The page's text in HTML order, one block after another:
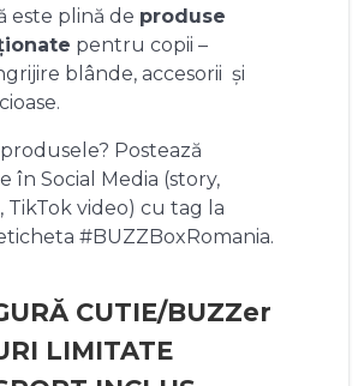
este plină de produse
pentru copii –
blânde, accesorii și
Postează
în Social Media (story,
TikTok video) cu tag la
#BUZZBoxRomania.
CUTIE/BUZZer
LIMITATE